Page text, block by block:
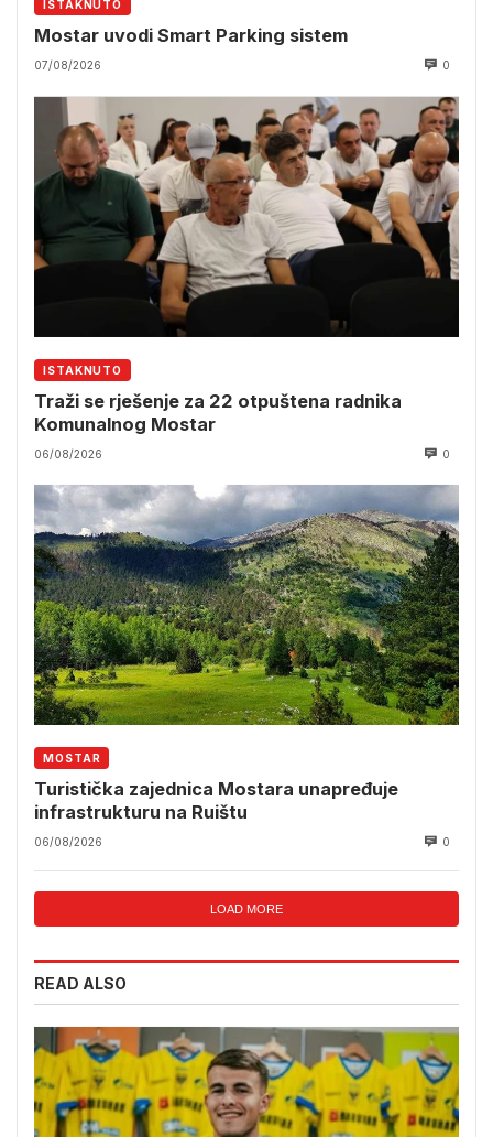
ISTAKNUTO
Mostar uvodi Smart Parking sistem
07/08/2026 0
ISTAKNUTO
Traži se rješenje za 22 otpuštena radnika
Komunalnog Mostar
06/08/2026 0
MOSTAR
Turistička zajednica Mostara unapređuje
infrastrukturu na Ruištu
06/08/2026 0
LOAD MORE
READ ALSO